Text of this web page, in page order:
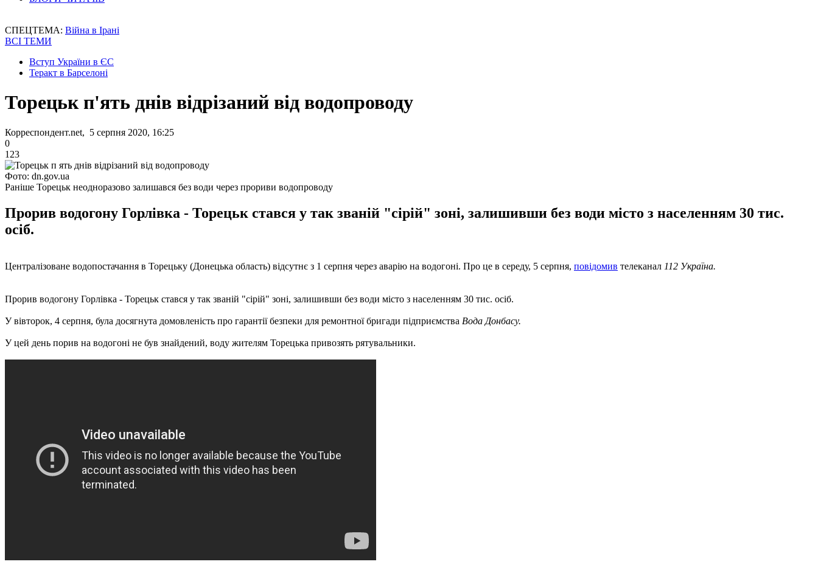
СПЕЦТЕМА: Війна в Ірані
ВСІ ТЕМИ
Вступ України в ЄС
Теракт в Барселоні
Торецьк п'ять днів відрізаний від водопроводу
Корреспондент.net, 5 серпня 2020, 16:25
0
123
Фото: dn.gov.ua
Раніше Торецьк неодноразово залишався без води через прориви водопроводу
Прорив водогону Горлівка - Торецьк стався у так званій "сірій" зоні, залишивши без води місто з населенням 30 тис.
осіб.
Централізоване водопостачання в Торецьку (Донецька область) відсутнє з 1 серпня через аварію на водогоні. Про це в середу, 5 серпня, повідомив телеканал 112 Україна.
Прорив водогону Горлівка - Торецьк стався у так званій "сірій" зоні, залишивши без води місто з населенням 30 тис. осіб.
У вівторок, 4 серпня, була досягнута домовленість про гарантії безпеки для ремонтної бригади підприємства Вода Донбасу.
У цей день порив на водогоні не був знайдений, воду жителям Торецька привозять рятувальники.